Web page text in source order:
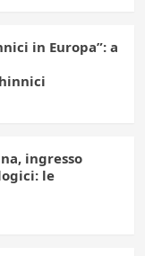
in Europa”: a
ingresso
le